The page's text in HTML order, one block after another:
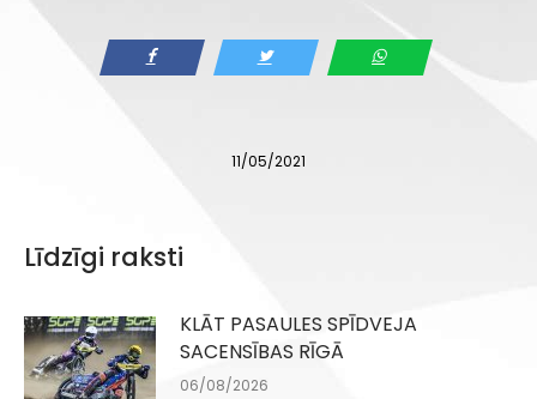
11/05/2021
Līdzīgi raksti
KLĀT PASAULES SPĪDVEJA
SACENSĪBAS RĪGĀ
06/08/2026